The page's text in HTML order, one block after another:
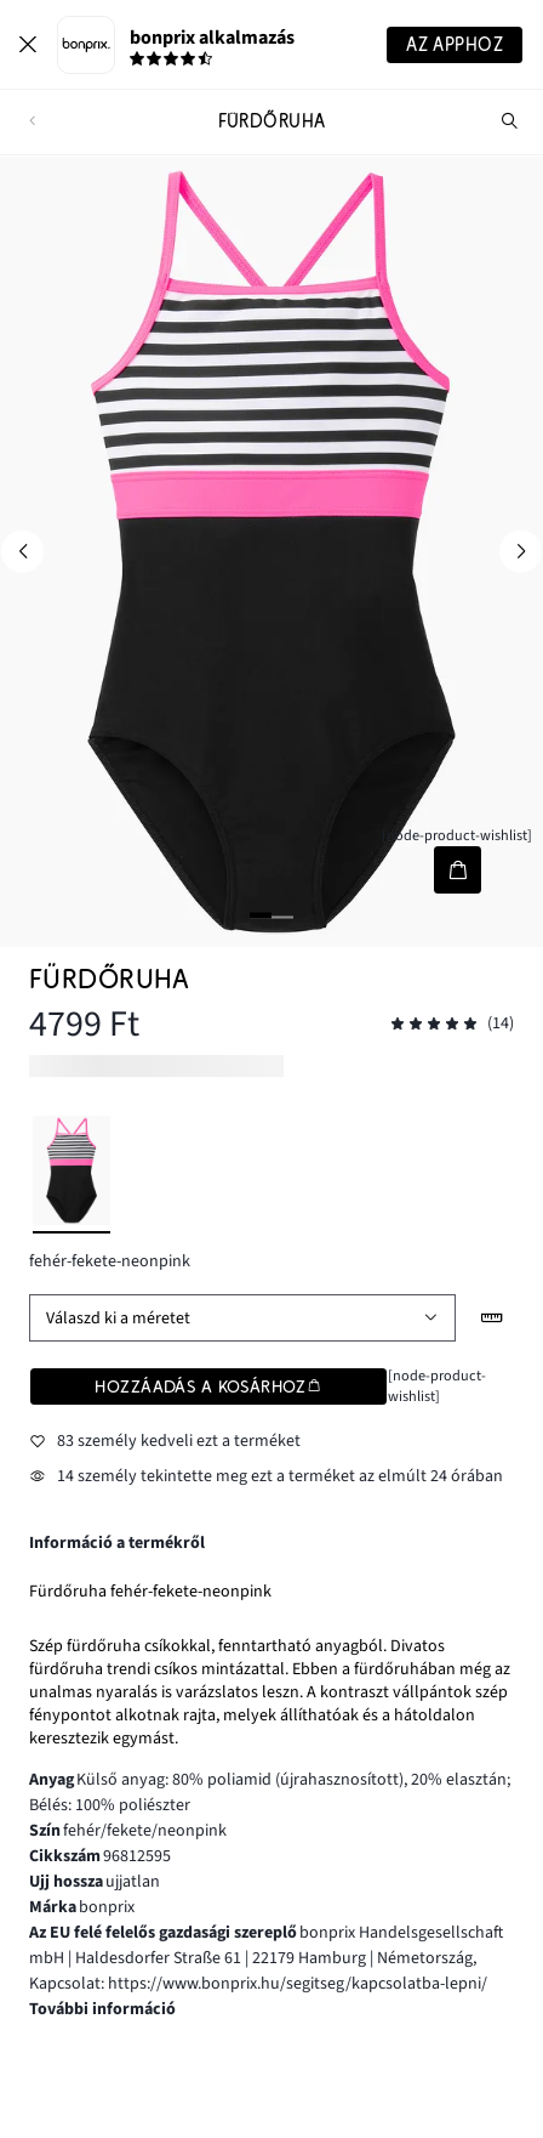
bonprix alkalmazás AZ APPHOZ
FÜRDŐRUHA
[node-product-wishlist]
FÜRDŐRUHA
4799 Ft (14)
fehér-fekete-neonpink
Válaszd ki a méretet
HOZZÁADÁS A KOSÁRHOZ
[node-product-
wishlist]
83 személy kedveli ezt a terméket
14 személy tekintette meg ezt a terméket az elmúlt 24 órában
Információ a termékről
Fürdőruha fehér-fekete-neonpink
Szép fürdőruha csíkokkal, fenntartható anyagból. Divatos
fürdőruha trendi csíkos mintázattal. Ebben a fürdőruhában még az
unalmas nyaralás is varázslatos leszn. A kontraszt vállpántok szép
fénypontot alkotnak rajta, melyek állíthatóak és a hátoldalon
keresztezik egymást.
AnyagKülső anyag: 80% poliamid (újrahasznosított), 20% elasztán;
Bélés: 100% poliészter
Színfehér/fekete/neonpink
Cikkszám96812595
Ujj hosszaujjatlan
Márkabonprix
Az EU felé felelős gazdasági szereplőbonprix Handelsgesellschaft
mbH | Haldesdorfer Straße 61 | 22179 Hamburg | Németország,
Kapcsolat: https://www.bonprix.hu/segitseg/kapcsolatba-lepni/
További információ